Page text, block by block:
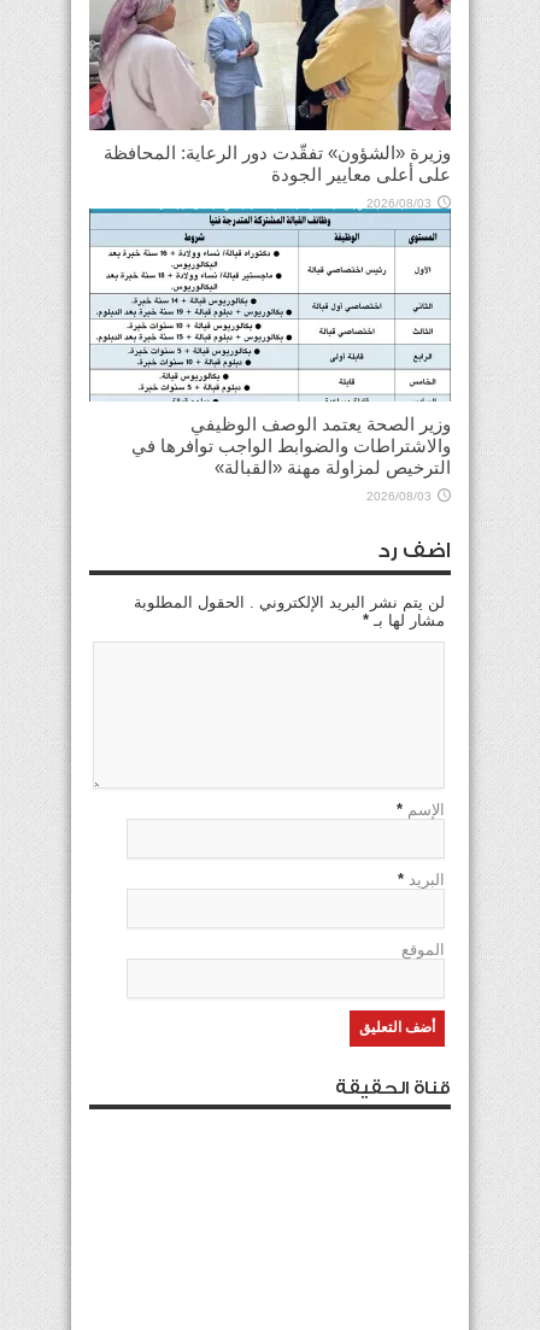
وزيرة «الشؤون» تفقّدت دور الرعاية: المحافظة
على أعلى معايير الجودة
2026/08/03
وزير الصحة يعتمد الوصف الوظيفي
والاشتراطات والضوابط الواجب توافرها في
الترخيص لمزاولة مهنة «القبالة»
2026/08/03
اضف رد
لن يتم نشر البريد الإلكتروني . الحقول المطلوبة
مشار لها بـ *
الإسم *
البريد *
الموقع
قناة الحقيقة